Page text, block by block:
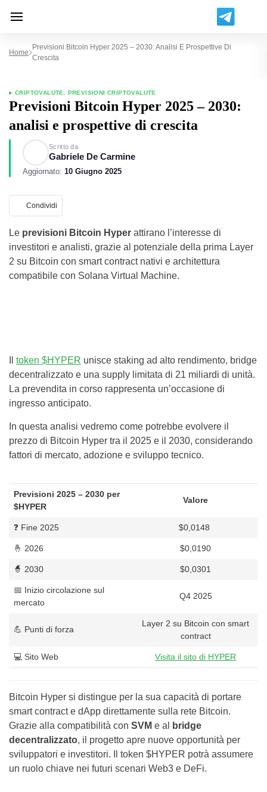
Home
Previsioni Bitcoin Hyper 2025 – 2030: Analisi E Prospettive Di
Crescita
CRIPTOVALUTE PREVISIONI CRIPTOVALUTE
Previsioni Bitcoin Hyper 2025 – 2030:
analisi e prospettive di crescita
Scritto da
Gabriele De Carmine
Aggiornato: 10 Giugno 2025
Condividi
Le previsioni Bitcoin Hyper attirano l’interesse di
investitori e analisti, grazie al potenziale della prima Layer
2 su Bitcoin con smart contract nativi e architettura
compatibile con Solana Virtual Machine.
token $HYPER unisce staking ad alto rendimento, bridge
decentralizzato e una supply limitata di 21 miliardi di unità.
La prevendita in corso rappresenta un’occasione di
ingresso anticipato.
In questa analisi vedremo come potrebbe evolvere il
prezzo di Bitcoin Hyper tra il 2025 e il 2030, considerando
fattori di mercato, adozione e sviluppo tecnico.
Previsioni 2025 – 2030 per
$HYPER
Valore
❓ Fine 2025 $0,0148
🤞 2026 $0,0190
🧙 2030 $0,0301
📅 Inizio circolazione sul
mercato
Q4 2025
💪 Punti di forza
Layer 2 su Bitcoin con smart
contract
💻 Sito Web Visita il sito di HYPER
Bitcoin Hyper si distingue per la sua capacità di portare
smart contract e dApp direttamente sulla rete Bitcoin.
Grazie alla compatibilità con SVM e al
bridge
decentralizzato, il progetto apre nuove opportunità per
sviluppatori e investitori. Il token $HYPER potrà assumere
un ruolo chiave nei futuri scenari Web3 e DeFi.